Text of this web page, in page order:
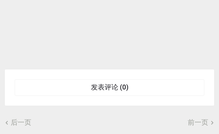
发表评论 (0)
后一页 前一页